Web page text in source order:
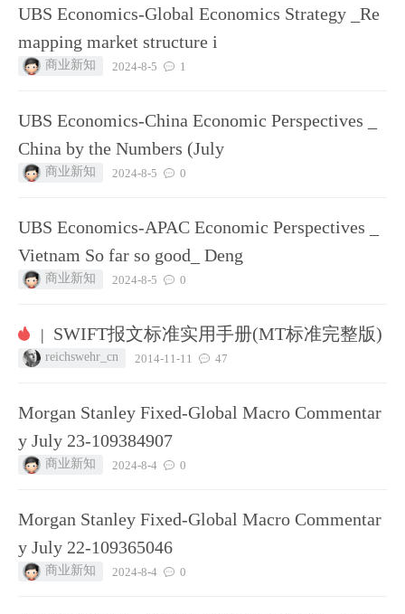
UBS Economics-Global Economics Strategy _Re
mapping market structure i
商业新知 2024-8-5 1
UBS Economics-China Economic Perspectives _
China by the Numbers (July
商业新知 2024-8-5 0
UBS Economics-APAC Economic Perspectives _
Vietnam So far so good_ Deng
商业新知 2024-8-5 0
| SWIFT报文标准实用手册(MT标准完整版)
reichswehr_cn 2014-11-11 47
Morgan Stanley Fixed-Global Macro Commentar
y July 23-109384907
商业新知 2024-8-4 0
Morgan Stanley Fixed-Global Macro Commentar
y July 22-109365046
商业新知 2024-8-4 0